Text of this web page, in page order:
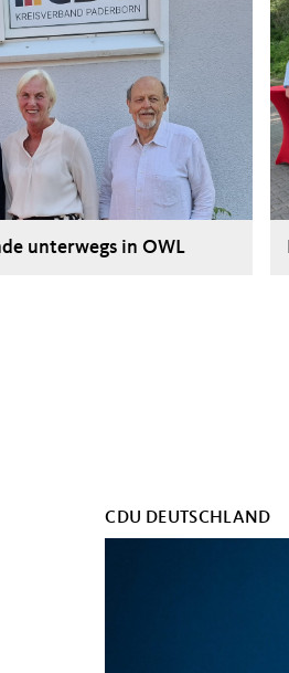
unterwegs in OWL
CDU DEUTSCHLAND